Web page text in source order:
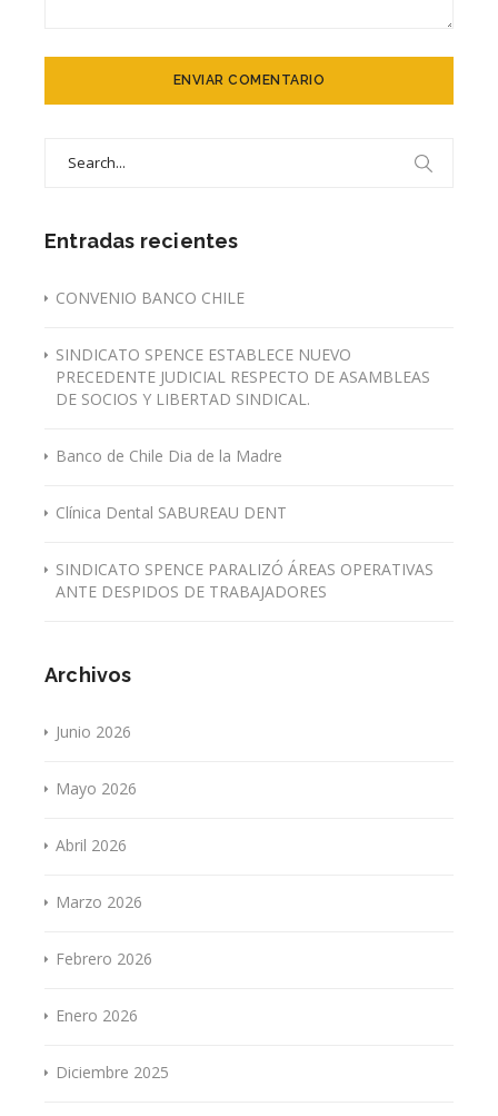
Entradas recientes
CONVENIO BANCO CHILE
SINDICATO SPENCE ESTABLECE NUEVO
PRECEDENTE JUDICIAL RESPECTO DE ASAMBLEAS
DE SOCIOS Y LIBERTAD SINDICAL.
Banco de Chile Dia de la Madre
Clínica Dental SABUREAU DENT
SINDICATO SPENCE PARALIZÓ ÁREAS OPERATIVAS
ANTE DESPIDOS DE TRABAJADORES
Archivos
Junio 2026
Mayo 2026
Abril 2026
Marzo 2026
Febrero 2026
Enero 2026
Diciembre 2025